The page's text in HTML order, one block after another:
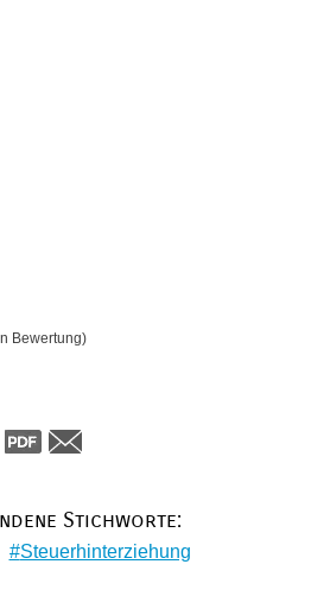
Bewertung)
Stichworte:
Steuerhinterziehung